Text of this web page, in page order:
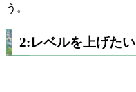
う。
2:レベルを上げた